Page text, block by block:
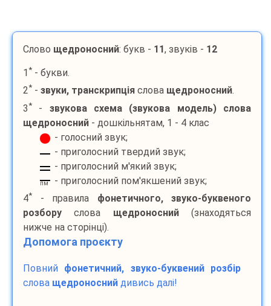
Слово щедроносний: букв - 11, звуків - 12
1 * - букви.
2* - звуки, транскрипція слова щедроносний.
3* - звукова схема (звукова модель) слова
щедроносний - дошкільнятам, 1 - 4 клас
- голосний звук;
- приголосний твердий звук;
- приголосний м'який звук;
пм
- приголосний пом'якшений звук;
4* - правила фонетичного, звуко-буквеного
розбору слова щедроносний(знаходяться
нижче на сторінці).
Допомога проєкту
Повний фонетичний, звуко-буквений розбір
слова щедроносний дивись далі!